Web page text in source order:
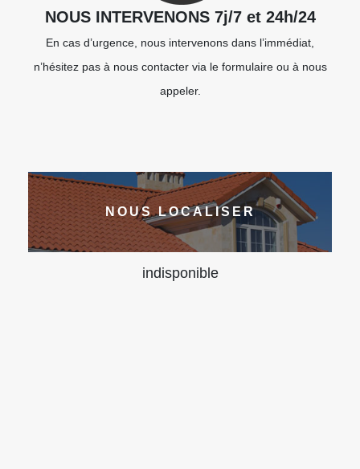
NOUS INTERVENONS 7j/7 et 24h/24
En cas d’urgence, nous intervenons dans l’immédiat,
n’hésitez pas à nous contacter via le formulaire ou à nous
appeler.
NOUS LOCALISER
indisponible